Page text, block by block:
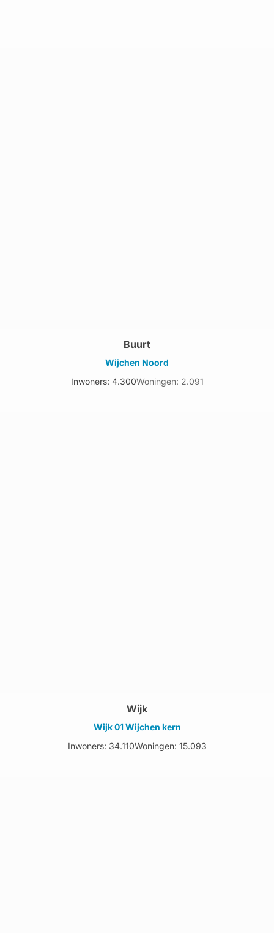
Buurt
Wijchen Noord
Inwoners: 4.300Woningen: 2.091
Wijk
Wijk 01 Wijchen kern
Inwoners: 34.110Woningen: 15.093